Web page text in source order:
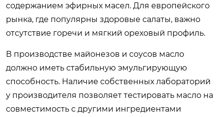
содержанием эфирных масел. Для европейского
рынка, где популярны здоровые салаты, важно
отсутствие горечи и мягкий ореховый профиль.
В производстве майонезов и соусов масло
должно иметь стабильную эмульгирующую
способность. Наличие собственных лабораторий
у производителя позволяет тестировать масло на
совместимость с другими ингредиентами